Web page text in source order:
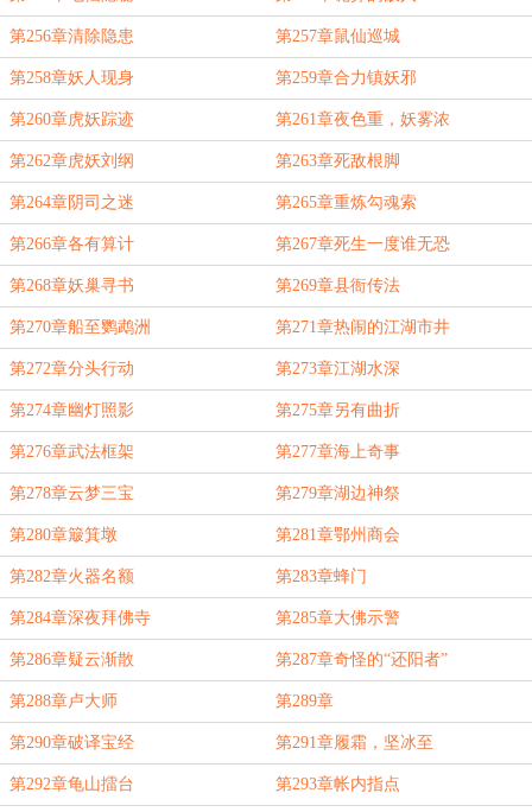
第256章清除隐患 第257章鼠仙巡城
第258章妖人现身 第259章合力镇妖邪
第260章虎妖踪迹 第261章夜色重，妖雾浓
第262章虎妖刘纲 第263章死敌根脚
第264章阴司之迷 第265章重炼勾魂索
第266章各有算计 第267章死生一度谁无恐
第268章妖巢寻书 第269章县衙传法
第270章船至鹦鹉洲 第271章热闹的江湖市井
第272章分头行动 第273章江湖水深
第274章幽灯照影 第275章另有曲折
第276章武法框架 第277章海上奇事
第278章云梦三宝 第279章湖边神祭
第280章簸箕墩 第281章鄂州商会
第282章火器名额 第283章蜂门
第284章深夜拜佛寺 第285章大佛示警
第286章疑云渐散 第287章奇怪的“还阳者”
第288章卢大师 第289章
第290章破译宝经 第291章履霜，坚冰至
第292章龟山擂台 第293章帐内指点